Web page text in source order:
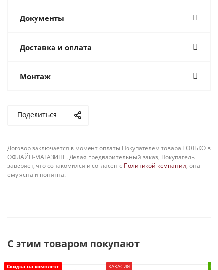
Документы
Доставка и оплата
Монтаж
Поделиться
Договор заключается в момент оплаты Покупателем товара ТОЛЬКО в
ОФЛАЙН-МАГАЗИНЕ. Делая предварительный заказ, Покупатель
заверяет, что ознакомился и согласен с Политикой компании, она
ему ясна и понятна.
С этим товаром покупают
Скидка на комплект ХАКАСИЯ В